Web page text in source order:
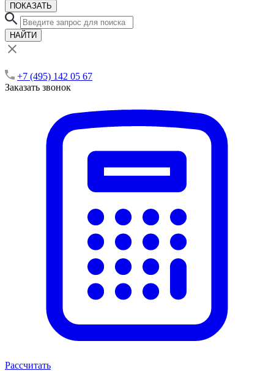
ПОКАЗАТЬ
НАЙТИ
+7 (495) 142 05 67
Заказать звонок
Рассчитать